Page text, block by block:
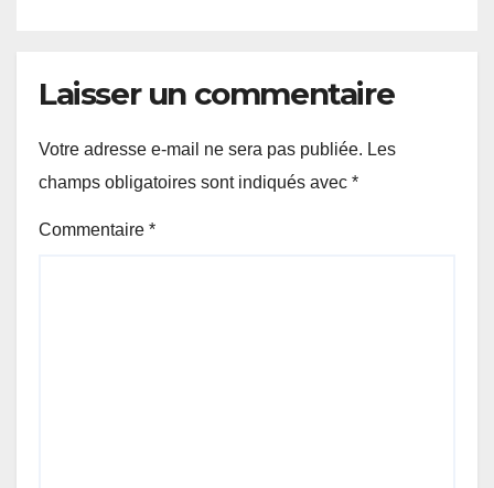
Laisser un commentaire
Votre adresse e-mail ne sera pas publiée. Les
champs obligatoires sont indiqués avec *
Commentaire *